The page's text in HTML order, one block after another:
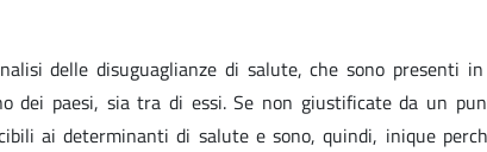
delle disuguaglianze di salute, che sono presenti
dei paesi, sia tra di essi. Se non giustificate da un
ai determinanti di salute e sono, quindi, inique